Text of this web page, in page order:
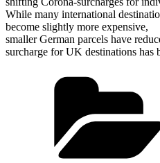
While many international
become slightly more expensive,
smaller German parcels have
surcharge for UK destinations has